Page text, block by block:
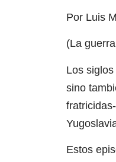
Por Luis
(La
Los
sino
Estos